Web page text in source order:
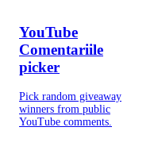
YouTube
Comentariile
picker
Pick random giveaway
winners from public
YouTube comments.